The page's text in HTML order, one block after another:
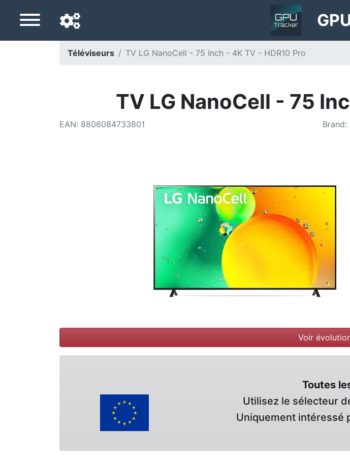
Téléviseurs TV LG NanoCell - 75 Inch - 4K TV - HDR10 Pro
TV LG NanoCell - 75
EAN: 8806084733801 Brand:
Voir
Toutes
Utilisez le sélecteur
Uniquement intéressé